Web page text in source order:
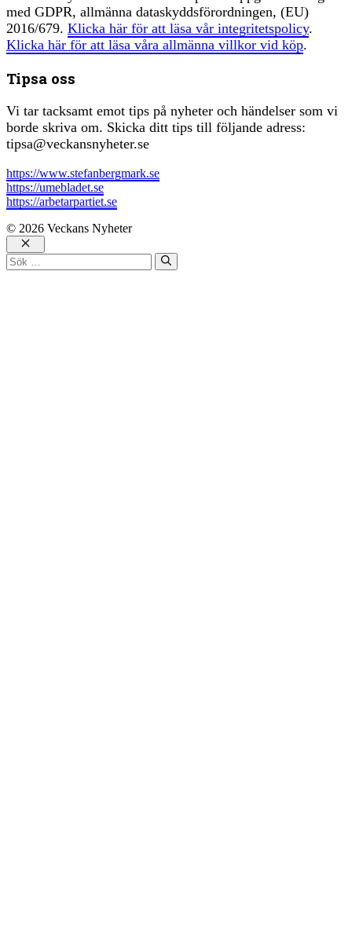
med GDPR, allmänna dataskyddsförordningen, (EU)
2016/679. Klicka här för att läsa vår integritetspolicy.
Klicka här för att läsa våra allmänna villkor vid köp.
Tipsa oss
Vi tar tacksamt emot tips på nyheter och händelser som vi
borde skriva om. Skicka ditt tips till följande adress:
tipsa@veckansnyheter.se
https://www.stefanbergmark.se
https://umebladet.se
https://arbetarpartiet.se
© 2026 Veckans Nyheter
Stäng
Sök
efter: